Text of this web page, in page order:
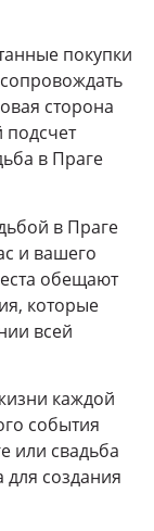
покупки
сторона
в Праге
в Праге
и вашего
обещают
которые
всей
каждой
события
или свадьба
для создания